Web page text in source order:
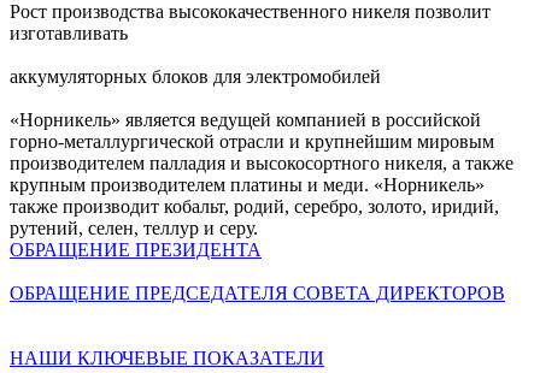
Рост производства высококачественного никеля позволит
изготавливать
аккумуляторных блоков для электромобилей
«Норникель» является ведущей компанией в российской
горно-металлургической отрасли и крупнейшим мировым
производителем палладия и высокосортного никеля, а также
крупным производителем платины и меди. «Норникель»
также производит кобальт, родий, серебро, золото, иридий,
рутений, селен, теллур и серу.
ОБРАЩЕНИЕ ПРЕЗИДЕНТА
ОБРАЩЕНИЕ ПРЕДСЕДАТЕЛЯ СОВЕТА ДИРЕКТОРОВ
НАШИ КЛЮЧЕВЫЕ ПОКАЗАТЕЛИ